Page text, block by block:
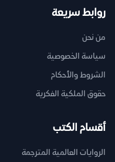
روابط سريعة
من نحن
سياسة الخصوصية
الشروط والأحكام
حقوق الملكية الفكرية
أقسام الكتب
الروايات العالمية المترجمة